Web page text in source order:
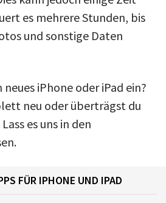
es mehrere Stunden, bis
und sonstige Daten
iPhone oder iPad ein?
neu oder überträgst du
es uns in den
FÜR IPHONE UND IPAD